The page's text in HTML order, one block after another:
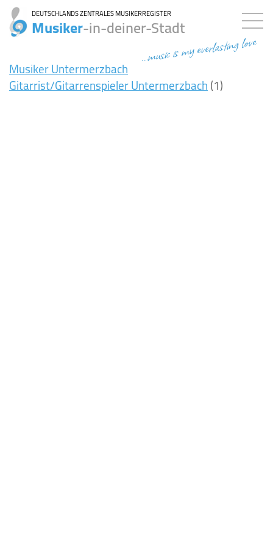
DEUTSCHLANDS ZENTRALES MUSIKERREGISTER
Musiker-in-deiner-Stadt
...music is my everlasting love
Musiker Untermerzbach
Gitarrist/Gitarrenspieler Untermerzbach(1)